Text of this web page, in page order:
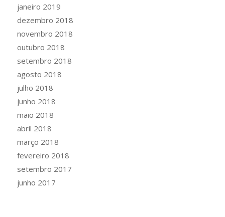
janeiro 2019
dezembro 2018
novembro 2018
outubro 2018
setembro 2018
agosto 2018
julho 2018
junho 2018
maio 2018
abril 2018
março 2018
fevereiro 2018
setembro 2017
junho 2017